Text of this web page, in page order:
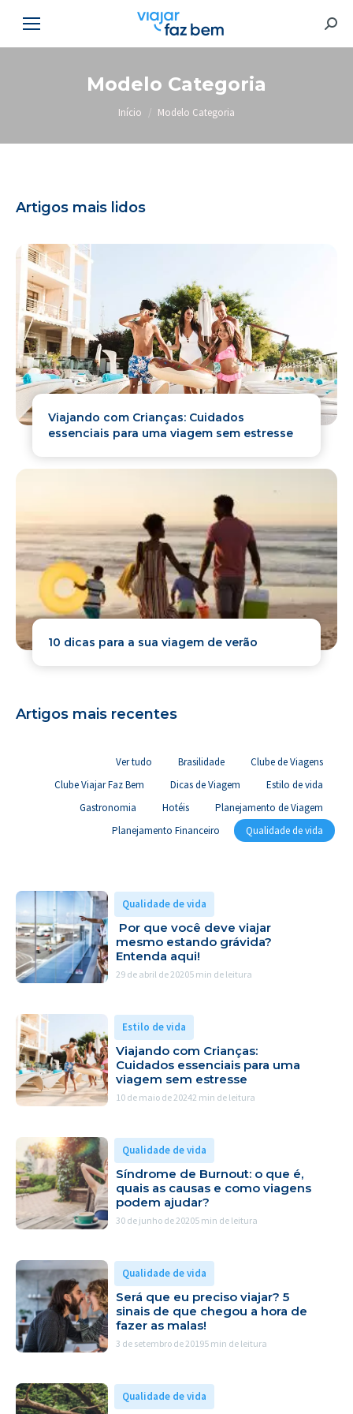
Modelo Categoria
Você está aqui:
Início Modelo Categoria
Artigos mais lidos
Viajando com Crianças: Cuidados
essenciais para uma viagem sem estresse
10 dicas para a sua viagem de verão
Artigos mais recentes
Ver tudo Brasilidade
Clube de Viagens
Clube Viajar Faz Bem
Dicas de Viagem
Estilo de vida
Gastronomia
Hotéis
Planejamento de Viagem
Planejamento Financeiro
Qualidade de vida
Qualidade de vida
Por que você deve viajar
mesmo estando grávida?
Entenda aqui!
29 de abril de 20205 min de leitura
Estilo de vida
Viajando com Crianças:
Cuidados essenciais para uma
viagem sem estresse
10 de maio de 20242 min de leitura
Qualidade de vida
Síndrome de Burnout: o que é,
quais as causas e como viagens
podem ajudar?
30 de junho de 20205 min de leitura
Qualidade de vida
Será que eu preciso viajar? 5
sinais de que chegou a hora de
fazer as malas!
3 de setembro de 20195 min de leitura
Qualidade de vida